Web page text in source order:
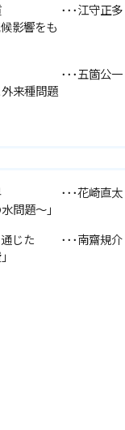
影響をも
･･･江守正多
来種問題
･･･五箇公一
問題～」
･･･花崎直太
じた
･･･南齋規介